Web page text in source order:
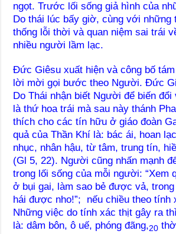
ngọt. Trước lối sống giả hình của
Do thái lúc bấy giờ, cùng với những
thống lỗi thời và quan niệm sai trái
nhiều người lầm lạc.
Đức Giêsu xuất hiện và công bố
lời mời gọi bước theo Người. Đức
Do Thái nhận biết Người để biến đổi
là thứ hoa trái mà sau này thánh
thích cho các tín hữu ở giáo đoàn
quả của Thần Khí là: bác ái, hoan
nhục, nhân hậu, từ tâm, trung tín,
(Gl 5, 22). Người cũng nhấn mạnh
trong lối sống của mỗi người: “Xem
ở bụi gai, làm sao bẻ được vả,
hái được nho!”; nếu chiều theo tính
Những việc do tính xác thịt gây ra
là: dâm bôn, ô uế, phóng đãng,20